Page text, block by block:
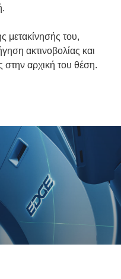
μετακίνησής του,
ακτινοβολίας και
στην αρχική του θέση.